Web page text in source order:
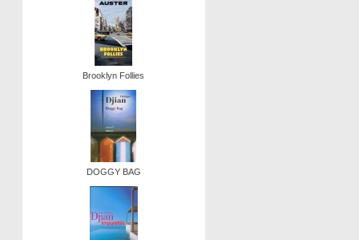
Brooklyn Follies
DOGGY BAG